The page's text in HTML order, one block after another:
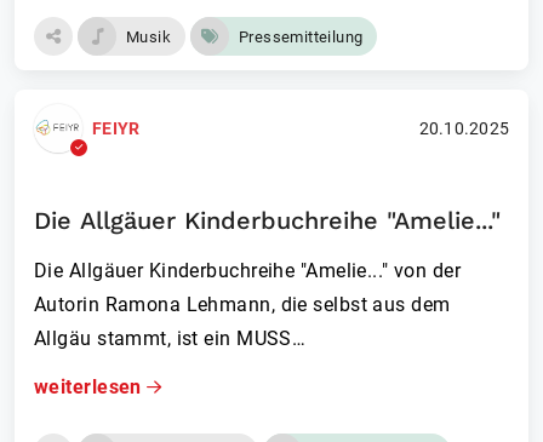
Musik Pressemitteilung
FEIYR 20.10.2025
Die Allgäuer Kinderbuchreihe "Amelie..."
Die Allgäuer Kinderbuchreihe "Amelie..." von der
Autorin Ramona Lehmann, die selbst aus dem
Allgäu stammt, ist ein MUSS…
weiterlesen